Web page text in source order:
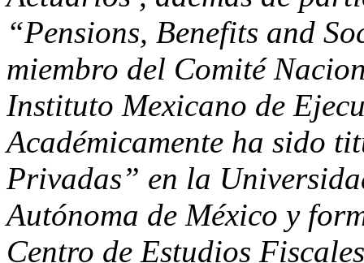
“Pensions, Benefits and
miembro del Comité
Instituto Mexicano de
Académicamente ha sido
Privadas” en la
Autónoma de México y
Centro de Estudios